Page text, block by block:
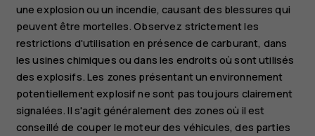
une explosion ou un incendie, causant des blessures qui
peuvent être mortelles. Observez strictement les
restrictions d'utilisation en présence de carburant, dans
les usines chimiques ou dans les endroits où sont utilisés
des explosifs. Les zones présentant un environnement
potentiellement explosif ne sont pas toujours clairement
signalées. Il s'agit généralement des zones où il est
conseillé de couper le moteur des véhicules, des parties